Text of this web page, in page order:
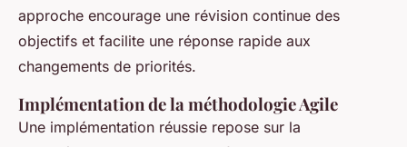
approche encourage une révision continue des
objectifs et facilite une réponse rapide aux
changements de priorités.
Implémentation de la méthodologie Agile
Une implémentation réussie repose sur la